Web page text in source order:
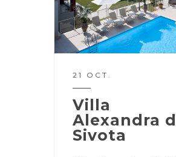
21 OCT.
Villa
Alexandra
Sivota